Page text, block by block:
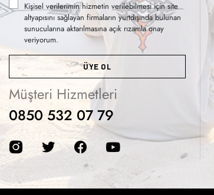
Kişisel verilerimin hizmetin verilebilmesi için site
altyapısını sağlayan firmaların yurtdışında bulunan
sunucularına aktarılmasına açık rızamla onay
veriyorum.
ÜYE OL
Müşteri Hizmetleri
0850 532 07 79